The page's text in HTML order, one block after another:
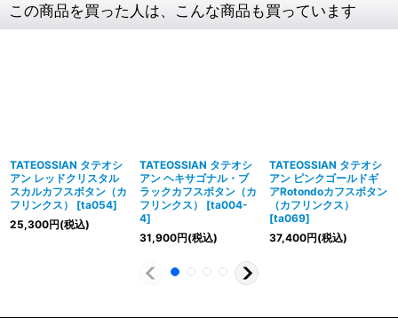
この商品を買った人は、こんな商品も買っています
TATEOSSIAN タテオシ
アン レッドクリスタル
スカルカフスボタン（カ
フリンクス）
[ta054]
25,300円(税込)
TATEOSSIAN タテオシ
アン ヘキサゴナル・ブ
ラックカフスボタン（カ
フリンクス）
[ta004-
4]
31,900円(税込)
TATEOSSIAN タテオシ
アン ピンクゴールドギ
アRotondoカフスボタン
（カフリンクス）
[ta069]
37,400円(税込)